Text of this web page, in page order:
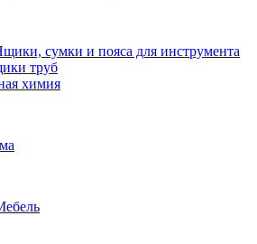
сумки и пояса для инструмента
труб
химия